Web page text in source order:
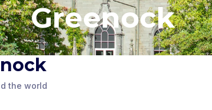
Greenock
the world